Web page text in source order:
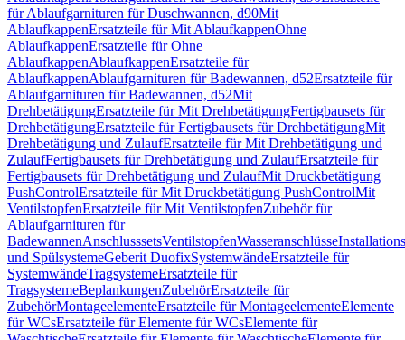
für Ablaufgarnituren für Duschwannen, d90Mit
AblaufkappenErsatzteile für Mit AblaufkappenOhne
AblaufkappenErsatzteile für Ohne
AblaufkappenAblaufkappenErsatzteile für
AblaufkappenAblaufgarnituren für Badewannen, d52Ersatzteile für
Ablaufgarnituren für Badewannen, d52Mit
DrehbetätigungErsatzteile für Mit DrehbetätigungFertigbausets für
DrehbetätigungErsatzteile für Fertigbausets für DrehbetätigungMit
Drehbetätigung und ZulaufErsatzteile für Mit Drehbetätigung und
ZulaufFertigbausets für Drehbetätigung und ZulaufErsatzteile für
Fertigbausets für Drehbetätigung und ZulaufMit Druckbetätigung
PushControlErsatzteile für Mit Druckbetätigung PushControlMit
VentilstopfenErsatzteile für Mit VentilstopfenZubehör für
Ablaufgarnituren für
BadewannenAnschlusssetsVentilstopfenWasseranschlüsse
und SpülsystemeGeberit DuofixSystemwändeErsatzteile für
SystemwändeTragsystemeErsatzteile für
TragsystemeBeplankungenZubehörErsatzteile für
ZubehörMontageelementeErsatzteile für MontageelementeElemente
für WCsErsatzteile für Elemente für WCsElemente für